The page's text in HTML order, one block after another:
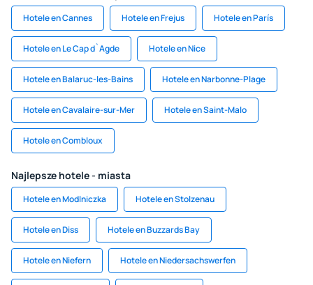
Hotele en Cannes Hotele en Frejus Hotele en París
Hotele en Le Cap d`Agde Hotele en Nice
Hotele en Balaruc-les-Bains Hotele en Narbonne-Plage
Hotele en Cavalaire-sur-Mer Hotele en Saint-Malo
Hotele en Combloux
Najlepsze hotele - miasta
Hotele en Modlniczka Hotele en Stolzenau
Hotele en Diss Hotele en Buzzards Bay
Hotele en Niefern Hotele en Niedersachswerfen